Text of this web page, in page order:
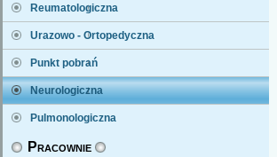
Reumatologiczna
Urazowo - Ortopedyczna
Punkt pobrań
Neurologiczna
Pulmonologiczna
Pracownie